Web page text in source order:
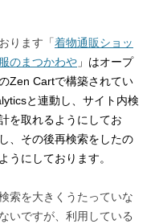
ります「着物通販ショッ
のまつかわや 」はオープ
Zen Cartで構築されてい
と連動し、サイト内検
を取れるようにしてお
、その後再検索をしたの
うにしております。
索を大きくうたっていな
いですが、利用している